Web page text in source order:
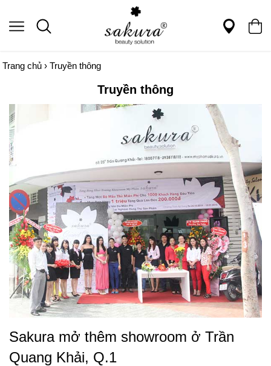
Trang chủ › Truyền thông
Truyền thông
Sakura mở thêm showroom ở Trần
Quang Khải, Q.1